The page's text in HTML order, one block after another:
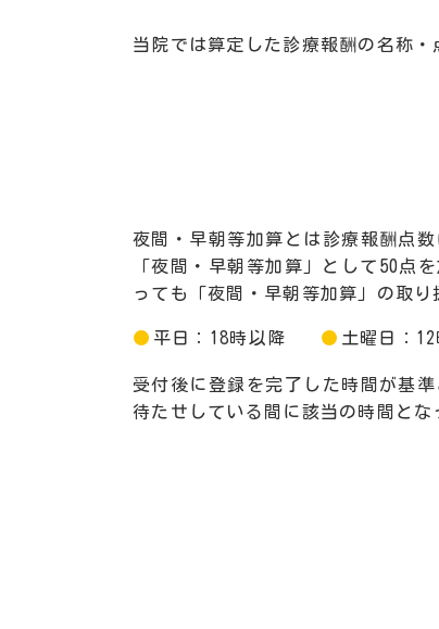
当院では算定した診療報酬の名称
夜間・早朝等加算とは診療報酬点
「夜間・早朝等加算」として50点
っても「夜間・早朝等加算」の取
平日：18時以降 土曜日：
受付後に登録を完了した時間が基
待たせしている間に該当の時間と